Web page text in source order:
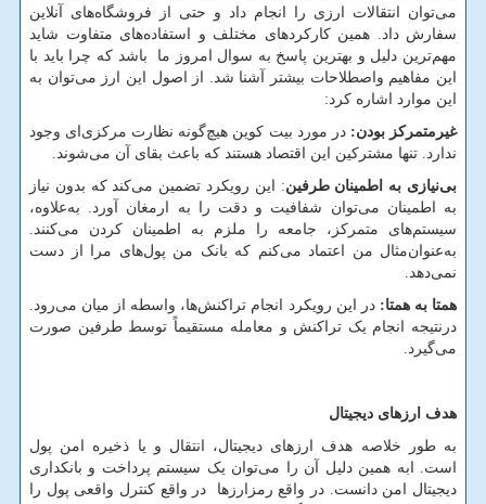
می‌توان انتقالات ارزی را انجام داد و حتی از فروشگاه‌های آنلاین
سفارش داد. همین کارکردهای مختلف و استفاده‌های متفاوت شاید
مهم‌ترین دلیل و بهترین پاسخ به سوال امروز ما باشد که چرا باید با
این مفاهیم واصطلاحات بیشتر آشنا شد. از اصول این ارز می‌توان به
این موارد اشاره کرد:
غیرمتمرکز بودن: در مورد بیت کوین هیچ‌گونه نظارت مرکزی‌ای وجود
ندارد. تنها مشترکین این اقتصاد هستند که باعث بقای آن می‌شوند.
بی‌نیازی به اطمینان طرفین: این رویکرد تضمین می‌کند که بدون نیاز
به اطمینان می‌توان شفافیت و دقت را به ارمغان آورد. به‌علاوه،
سیستم‌های متمرکز، جامعه را ملزم به اطمینان کردن می‌کنند.
به‌عنوان‌مثال من اعتماد می‌کنم که بانک من پول‌های مرا از دست
نمی‌دهد.
همتا به همتا: در این رویکرد انجام تراکنش‌ها، واسطه از میان می‌رود.
درنتیجه انجام یک تراکنش و معامله مستقیماً توسط طرفین صورت
می‌گیرد.
هدف ارزهای دیجیتال
به طور خلاصه هدف ارزهای دیجیتال، انتقال و یا ذخیره امن پول
است. ابه همین دلیل آن را می‌توان یک سیستم پرداخت و بانکداری
دیجیتال امن دانست. در واقع رمزارزها در واقع کنترل واقعی پول را